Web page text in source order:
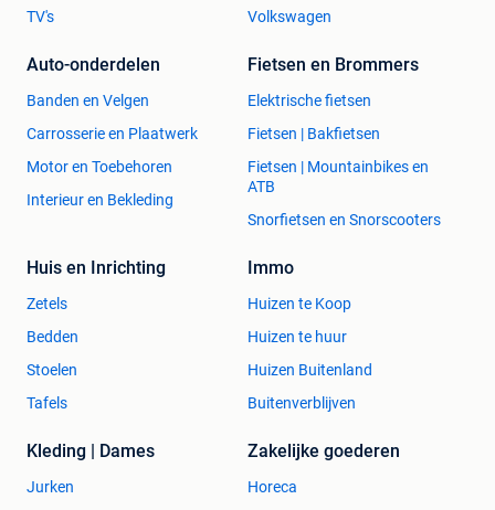
TV's
Volkswagen
Auto-onderdelen
Banden en Velgen
Carrosserie en Plaatwerk
Motor en Toebehoren
Interieur en Bekleding
Fietsen en Brommers
Elektrische fietsen
Fietsen | Bakfietsen
Fietsen | Mountainbikes en
ATB
Snorfietsen en Snorscooters
Huis en Inrichting
Zetels
Bedden
Stoelen
Tafels
Immo
Huizen te Koop
Huizen te huur
Huizen Buitenland
Buitenverblijven
Kleding | Dames
Jurken
Zakelijke goederen
Horeca